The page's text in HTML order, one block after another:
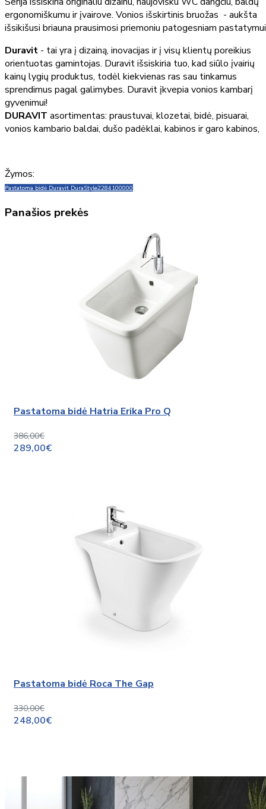
ergonomiškumu ir įvairove. Vonios išskirtinis bruožas - aukšta
išsikišusi briauna prausimosi priemoniu patogesniam
Duravit - tai yra į dizainą, inovacijas ir į visų klientų poreikius
orientuotas gamintojas. Duravit išsiskiria tuo, kad siūlo įvairių
kainų lygių produktus, todėl kiekvienas ras sau tinkamus
sprendimus pagal galimybes. Duravit įkvepia vonios kambarį
gyvenimui!
DURAVIT asortimentas: praustuvai, klozetai, bidė, pisuarai,
vonios kambario baldai, dušo padėklai, kabinos ir garo kabinos,
Žymos:
Pastatoma bidė Duravit DuraStyle2284100000
Panašios prekės
Pastatoma bidė Hatria Erika Pro Q
386,00€
289,00€
Pastatoma bidė Roca The Gap
330,00€
248,00€